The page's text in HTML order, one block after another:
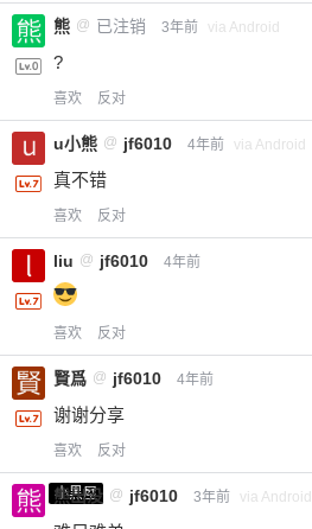
熊 @ 已注销 3年前 via Android
?
喜欢 反对
u小熊 @ jf6010 4年前 via Android
真不错
喜欢 反对
liu @ jf6010 4年前
喜欢 反对
賢爲 @ jf6010 4年前
谢谢分享
喜欢 反对
小黑屋
熊出没 @ jf6010 3年前 via Android